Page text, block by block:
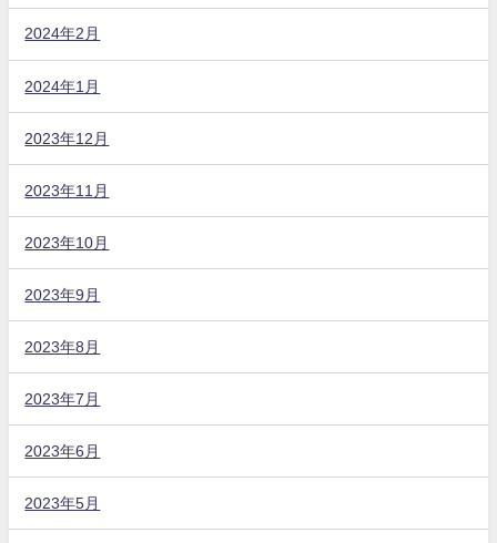
2024年2月
2024年1月
2023年12月
2023年11月
2023年10月
2023年9月
2023年8月
2023年7月
2023年6月
2023年5月